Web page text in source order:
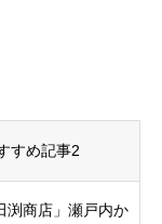
すめ記事2
渕商店」瀬戸内か